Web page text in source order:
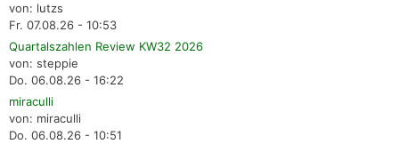
von: lutzs
Fr. 07.08.26 - 10:53
Quartalszahlen Review KW32 2026
von: steppie
Do. 06.08.26 - 16:22
miraculli
von: miraculli
Do. 06.08.26 - 10:51